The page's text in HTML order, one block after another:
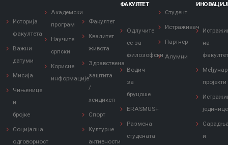
Историја
факултета
Важни
датуми
Мисија
Чињенице
и
бројке
Социјална
одговорност
Академски
програм
Научите
српски
Корисне
информације
Факултет
Квалитет
живота
Здравствена
заштита
/
хендикеп
Спорт
Културне
активности
ФАКУЛТЕТ
Одлучите
се за
филозофски
Водич
за
бруцоше
ERASMUS+
Размена
студената
Студент
Истраживач
Партнер
Алумни
на
пројекти
јединице
и